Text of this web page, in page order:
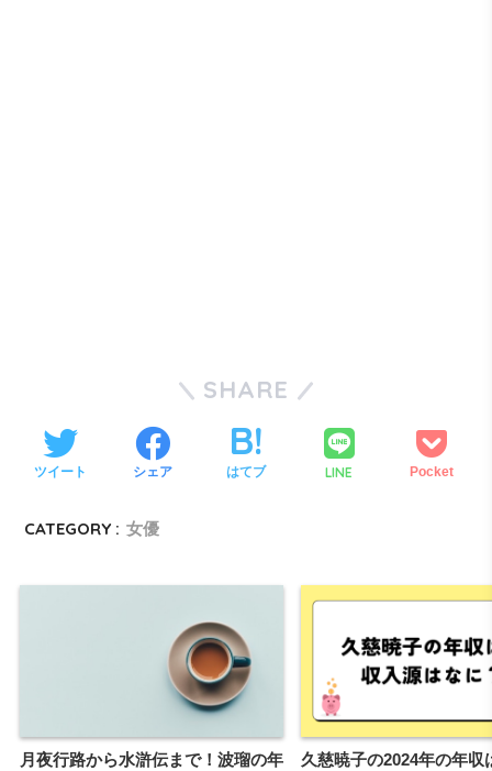
SHARE
ツイート シェア はてブ LINE Pocket
CATEGORY : 女優
月夜行路から水滸伝まで！波瑠の年
久慈暁子の2024年の年収